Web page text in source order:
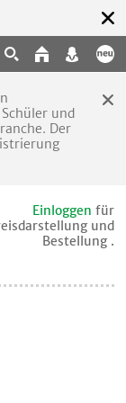
und
Der
Einloggen für
und
Bestellung .